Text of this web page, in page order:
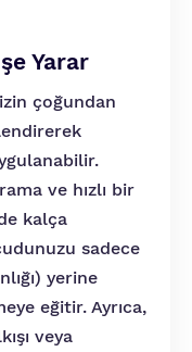
Yarar
çoğundan
ve hızlı bir
kalça
sadece
yerine
eğitir. Ayrıca,
veya